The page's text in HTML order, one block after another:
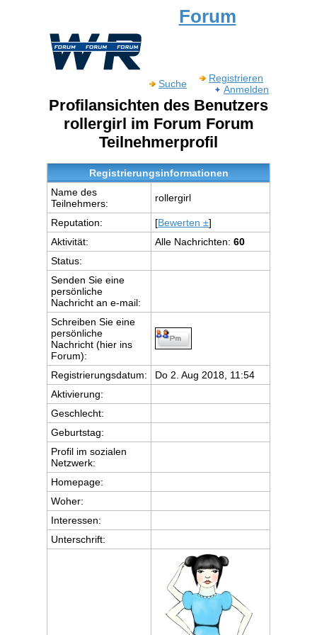
Forum
Suche
Registrieren
Anmelden
Profilansichten des Benutzers
rollergirl im Forum Forum
Teilnehmerprofil
Registrierungsinformationen
Name des
Teilnehmers:
rollergirl
Reputation: [Bewerten ±]
Aktivität:
Alle Nachrichten: 60
Status:
Senden Sie eine
persönliche
Nachricht an e-mail:
Schreiben Sie eine
persönliche
Nachricht (hier ins
Forum):
Registrierungsdatum:
Do 2. Aug 2018, 11:54
Aktivierung:
Geschlecht:
Geburtstag:
Profil im sozialen
Netzwerk:
Homepage:
Woher:
Interessen:
Unterschrift: